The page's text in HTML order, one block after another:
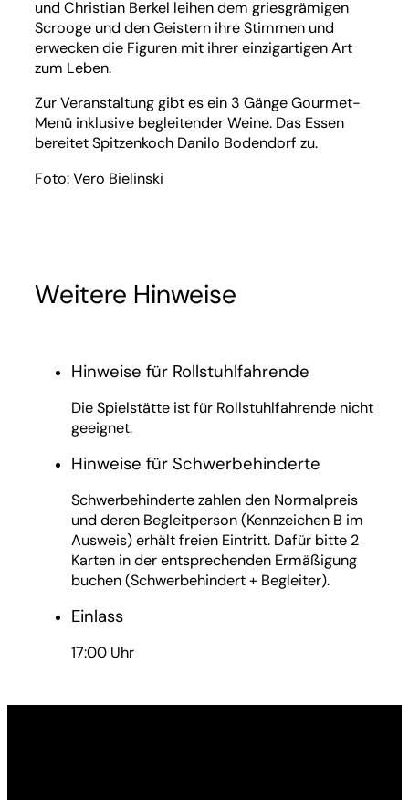
und Christian Berkel leihen dem griesgrämigen
Scrooge und den Geistern ihre Stimmen und
erwecken die Figuren mit ihrer einzigartigen Art
zum Leben.
Zur Veranstaltung gibt es ein 3 Gänge Gourmet-
Menü inklusive begleitender Weine. Das Essen
bereitet Spitzenkoch Danilo Bodendorf zu.
Foto: Vero Bielinski
Weitere Hinweise
Hinweise für Rollstuhlfahrende
Die Spielstätte ist für Rollstuhlfahrende nicht
geeignet.
Hinweise für Schwerbehinderte
Schwerbehinderte zahlen den Normalpreis
und deren Begleitperson (Kennzeichen B im
Ausweis) erhält freien Eintritt. Dafür bitte 2
Karten in der entsprechenden Ermäßigung
buchen (Schwerbehindert + Begleiter).
Einlass
17:00 Uhr